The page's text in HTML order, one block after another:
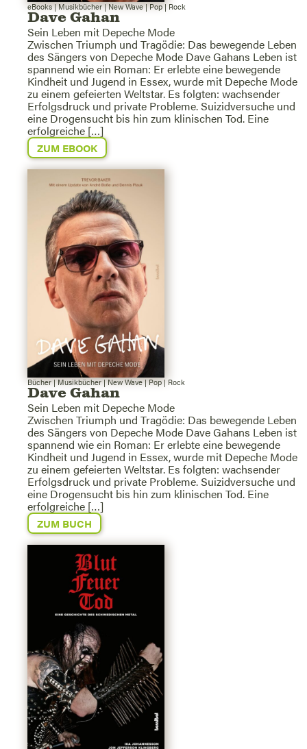
eBooks|Musikbücher|New Wave|Pop| Rock
Dave Gahan
Sein Leben mit Depeche Mode
Zwischen Triumph und Tragödie: Das bewegende Leben
des Sängers von Depeche Mode Dave Gahans Leben ist
spannend wie ein Roman: Er erlebte eine bewegende
Kindheit und Jugend in Essex, wurde mit Depeche Mode
zu einem gefeierten Weltstar. Es folgten: wachsender
Erfolgsdruck und private Probleme. Suizidversuche und
eine Drogensucht bis hin zum klinischen Tod. Eine
erfolgreiche […]
ZUM EBOOK
Bücher|Musikbücher|New Wave|Pop| Rock
Dave Gahan
Sein Leben mit Depeche Mode
Zwischen Triumph und Tragödie: Das bewegende Leben
des Sängers von Depeche Mode Dave Gahans Leben ist
spannend wie ein Roman: Er erlebte eine bewegende
Kindheit und Jugend in Essex, wurde mit Depeche Mode
zu einem gefeierten Weltstar. Es folgten: wachsender
Erfolgsdruck und private Probleme. Suizidversuche und
eine Drogensucht bis hin zum klinischen Tod. Eine
erfolgreiche […]
ZUM BUCH